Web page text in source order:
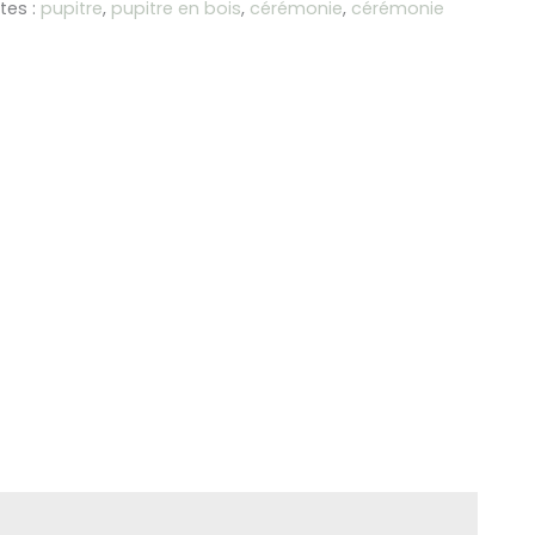
: pupitre, pupitre en bois, cérémonie, cérémonie